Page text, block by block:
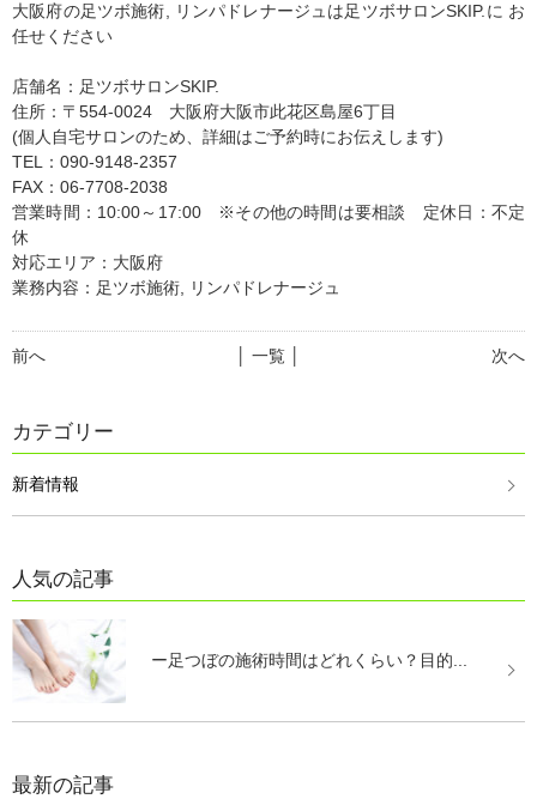
大阪府の足ツボ施術, リンパドレナージュは足ツボサロンSKIP.に お
任せください
店舗名：足ツボサロンSKIP.
住所：〒554-0024 大阪府大阪市此花区島屋6丁目
(個人自宅サロンのため、詳細はご予約時にお伝えします)
TEL：090-9148-2357
FAX：06-7708-2038
営業時間：10:00～17:00 ※その他の時間は要相談 定休日：不定
休
対応エリア：大阪府
業務内容：足ツボ施術, リンパドレナージュ
前へ 次へ
│ 一覧 │
カテゴリー
新着情報
人気の記事
ー足つぼの施術時間はどれくらい？目的...
最新の記事